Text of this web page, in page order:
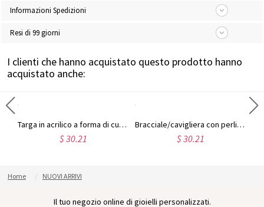
Informazioni Spedizioni
Resi di 99 giorni
I clienti che hanno acquistato questo prodotto hanno
acquistato anche:
Targa in acrilico a forma di cuore con nome personalizzato raffigurante papà e bambino, decorazione per la prima festa del papà, decorazione da scrivania, regalo per la festa del papà per neo-papà.
$ 30.21
Bracciale/cavigliera con perline con nome personalizzato, gioiello minimalista da donna, regalo di compleanno/anniversario/Natale per lei/moglie/mamma/amiche
$ 30.21
Home NUOVI ARRIVI
Il tuo negozio online di gioielli personalizzati.